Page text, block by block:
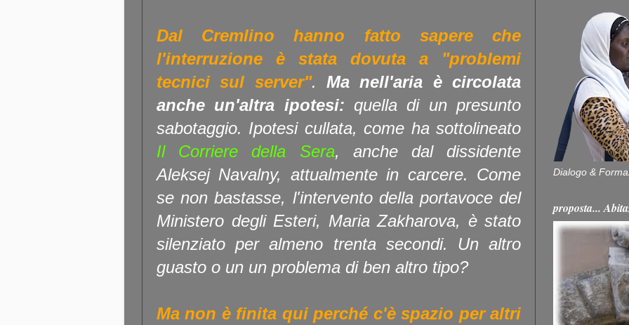
Dal Cremlino hanno fatto sapere che
l'interruzione è stata dovuta a "problemi
tecnici sul server".Ma nell'aria è circolata
anche un'altra ipotesi: quella di un presunto
sabotaggio. Ipotesi cullata, come ha sottolineato
Il Corriere della Sera, anche dal dissidente
Aleksej Navalny, attualmente in carcere. Come
se non bastasse, l'intervento della portavoce del
Ministero degli Esteri, Maria Zakharova, è stato
silenziato per almeno trenta secondi. Un altro
guasto o un un problema di ben altro tipo?
Ma non è finita qui perché c'è spazio per altri
Dialogo &
proposta...